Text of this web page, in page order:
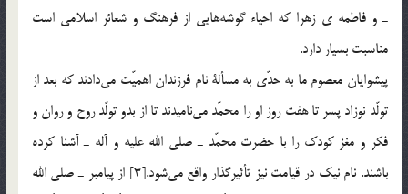
ـ و فاطمه ي زهرا كه احياء گوشه‌هايي از فرهنگ و شعائر اسلامي است
مناسبت بسيار دارد.
پيشوايان معصوم ما به حدّي به مسألة نام فرزندان اهميّت مي‌دادند كه بعد از
تولّد نوزاد پسر تا هفت روز او را محمّد مي‌ناميدند تا از بدو تولّد روح و روان و
فكر و مغز كودك را با حضرت محمّد ـ صلي الله عليه و آله ـ آشنا كرده
باشند. نام نيك در قيامت نيز تأثيرگذار واقع مي‌شود.[3] از پيامبر ـ صلي الله